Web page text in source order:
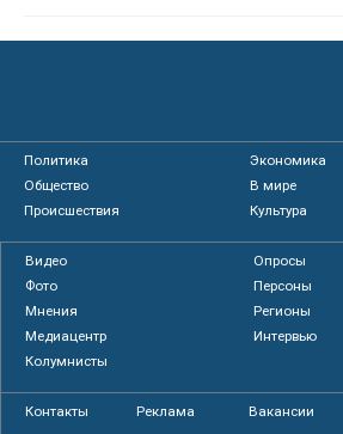
Политика
Экономика
Общество
В мире
Происшествия
Культура
Видео
Опросы
Фото
Персоны
Мнения
Регионы
Медиацентр
Интервью
Колумнисты
Контакты Реклама Вакансии